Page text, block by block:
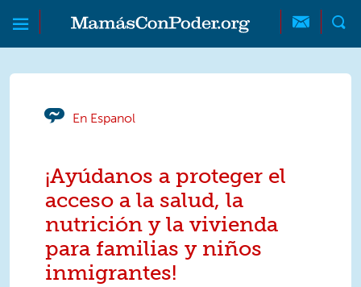
Skip to main content
Skip to main content
MamásConPoder
En Espanol
¡Ayúdanos a proteger el
acceso a la salud, la
nutrición y la vivienda
para familias y niños
inmigrantes!